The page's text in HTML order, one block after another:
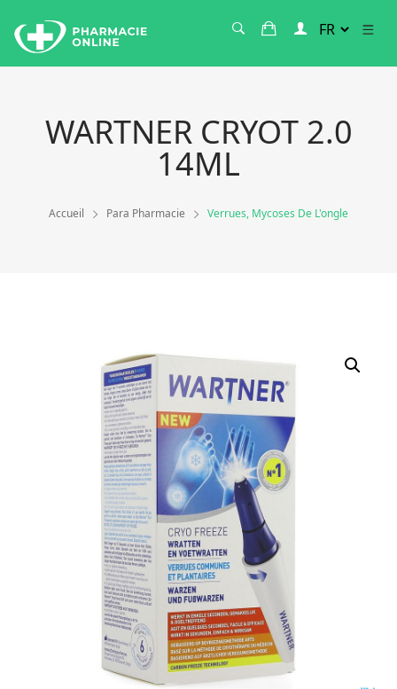
WARTNER CRYOT 2.0
14ML
Accueil Para Pharmacie Verrues, Mycoses De L'ongle